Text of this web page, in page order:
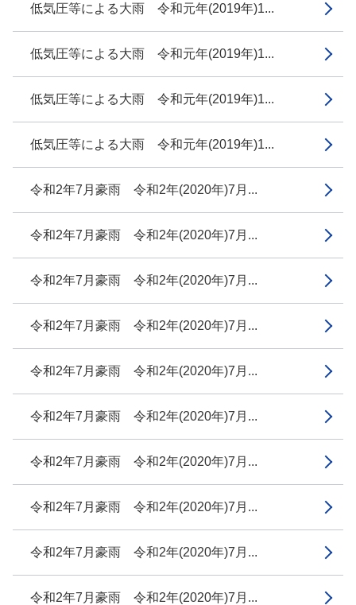
低気圧等による大雨 令和元年(2019年)1...
低気圧等による大雨 令和元年(2019年)1...
低気圧等による大雨 令和元年(2019年)1...
低気圧等による大雨 令和元年(2019年)1...
令和2年7月豪雨 令和2年(2020年)7月...
令和2年7月豪雨 令和2年(2020年)7月...
令和2年7月豪雨 令和2年(2020年)7月...
令和2年7月豪雨 令和2年(2020年)7月...
令和2年7月豪雨 令和2年(2020年)7月...
令和2年7月豪雨 令和2年(2020年)7月...
令和2年7月豪雨 令和2年(2020年)7月...
令和2年7月豪雨 令和2年(2020年)7月...
令和2年7月豪雨 令和2年(2020年)7月...
令和2年7月豪雨 令和2年(2020年)7月...